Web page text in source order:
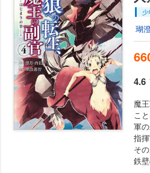
少
瑚
4.6
魔
こ
軍
指
そ
鉄